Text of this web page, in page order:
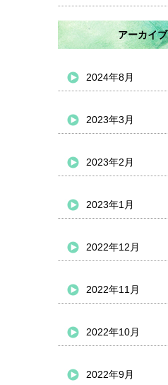
アーカイブ
2024年8月
2023年3月
2023年2月
2023年1月
2022年12月
2022年11月
2022年10月
2022年9月